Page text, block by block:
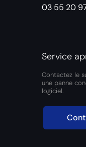
03 55 20
Service
Contactez le
une panne
logiciel.